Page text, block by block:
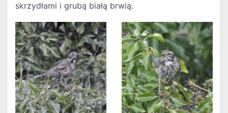
skrzydłami i grubą białą brwią.